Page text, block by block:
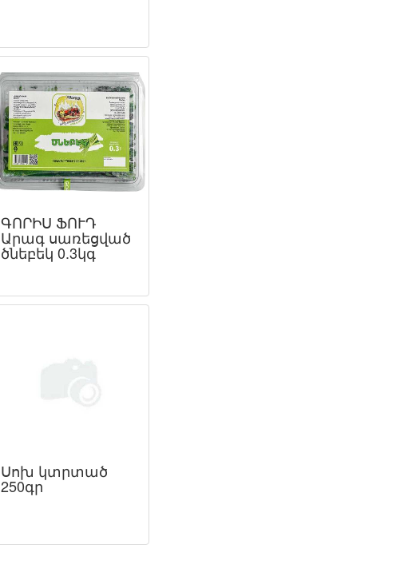
ԳՈՐԻՍ ՖՈՒԴ
Արագ սառեցված
ծնեբեկ 0.3կգ
Սոխ կտրտած
250գր